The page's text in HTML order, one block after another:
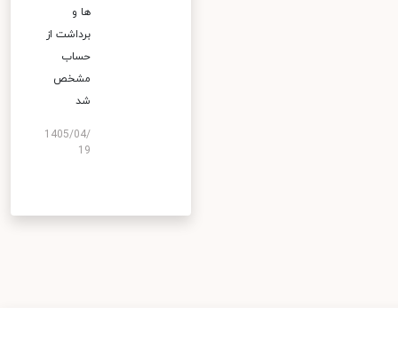
ها و
برداشت از
حساب
مشخص
شد
1405/04/
19